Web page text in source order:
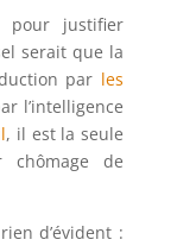
pour justifier
serait que la
par les
l’intelligence
, il est la seule
chômage de
d’évident :